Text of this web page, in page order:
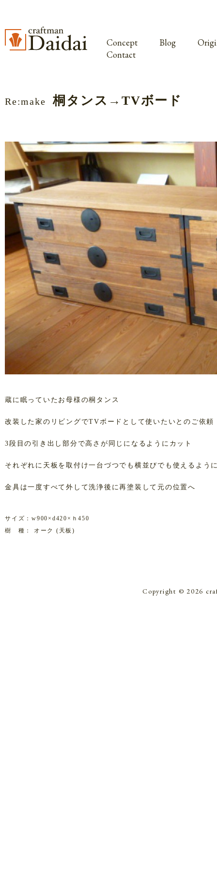
Concept Blog
Contact
Re:make 桐タンス→TVボード
蔵に眠っていたお母様の桐タンス
改装した家のリビングでTVボードとして使いたいとのご依頼
3段目の引き出し部分で高さが同じになるようにカット
それぞれに天板を取付け一台づつでも横並びでも使えるよう
金具は一度すべて外して洗浄後に再塗装して元の位置へ
サイズ：w900×d420×ｈ450
樹 種： オーク (天板)
Copyright © 2026